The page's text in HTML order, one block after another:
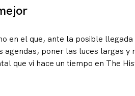
en el que, ante la posible llegada
agendas, poner las luces largas
que vi hace un tiempo en The